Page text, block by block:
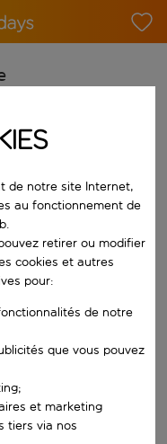
Lorsque les
de retour.
de notre site Internet,
au fonctionnement de
retirer ou modifier
cookies et autres
pour:
de notre
que vous pouvez
et marketing
tiers via nos